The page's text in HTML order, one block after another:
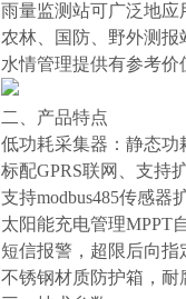
雨量监测站可广泛地
农林、国防、野外测
水情管理提供有参考价
二、产品特点
低功耗采集器：静态功
标配GPRS联网、支持
支持modbus485传感器
太阳能充电管理MPPT
短信报警，超限后向指
不锈钢材质防护箱，耐